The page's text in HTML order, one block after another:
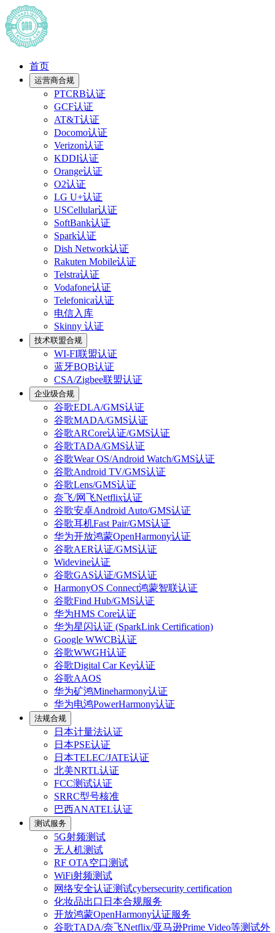
首页
运营商合规
PTCRB认证
GCF认证
AT&T认证
Docomo认证
Verizon认证
KDDI认证
Orange认证
O2认证
LG U+认证
USCellular认证
SoftBank认证
Spark认证
Dish Network认证
Rakuten Mobile认证
Telstra认证
Vodafone认证
Telefonica认证
电信入库
Skinny 认证
技术联盟合规
WI-FI联盟认证
蓝牙BQB认证
CSA/Zigbee联盟认证
企业级合规
谷歌EDLA/GMS认证
谷歌MADA/GMS认证
谷歌ARCore认证/GMS认证
谷歌TADA/GMS认证
谷歌Wear OS/Android Watch/GMS认证
谷歌Android TV/GMS认证
谷歌Lens/GMS认证
奈飞/网飞Netflix认证
谷歌安卓Android Auto/GMS认证
谷歌耳机Fast Pair/GMS认证
华为开放鸿蒙OpenHarmony认证
谷歌AER认证/GMS认证
Widevine认证
谷歌GAS认证/GMS认证
HarmonyOS Connect鸿蒙智联认证
谷歌Find Hub/GMS认证
华为HMS Core认证
华为星闪认证 (SparkLink Certification)
Google WWCB认证
谷歌WWGH认证
谷歌Digital Car Key认证
谷歌AAOS
华为矿鸿Mineharmony认证
华为电鸿PowerHarmony认证
法规合规
日本计量法认证
日本PSE认证
日本TELEC/JATE认证
北美NRTL认证
FCC测试认证
SRRC型号核准
巴西ANATEL认证
测试服务
5G射频测试
无人机测试
RF OTA空口测试
WiFi射频测试
网络安全认证测试cybersecurity certification
化妆品出口日本合规服务
开放鸿蒙OpenHarmony认证服务
谷歌TADA/奈飞Netflix/亚马逊Prime Video等测试外